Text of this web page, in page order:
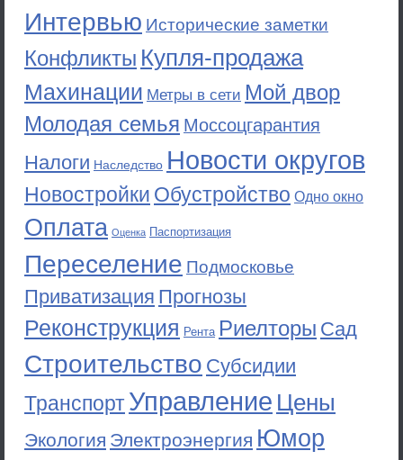
Интервью Исторические заметки
Конфликты Купля-продажа
Махинации Метры в сети Мой двор
Молодая семья Моссоцгарантия
Налоги Наследство Новости округов
Новостройки Обустройство Одно окно
Оплата Оценка Паспортизация
Переселение Подмосковье
Приватизация Прогнозы
Реконструкция Рента Риелторы Сад
Строительство Субсидии
ТранспортУправление Цены
Экология Электроэнергия Юмор